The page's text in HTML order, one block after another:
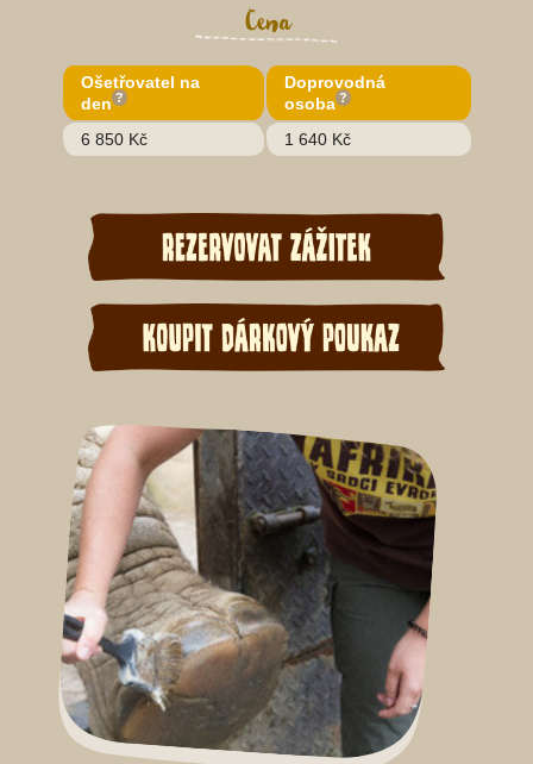
Cena
Ošetřovatel na
den ?
Doprovodná
osoba ?
6 850 Kč 1 640 Kč